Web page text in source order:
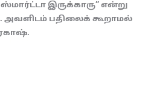
இருக்காரு” என்று
அவளிடம் பதிலைக் கூறாமல்